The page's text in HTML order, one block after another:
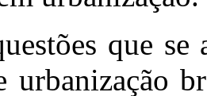
que se
urbanização